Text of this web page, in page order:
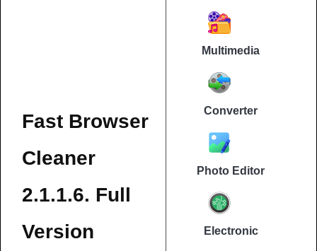
Fast Browser
Cleaner
2.1.1.6. Full
Version
Multimedia
Converter
Photo Editor
Electronic